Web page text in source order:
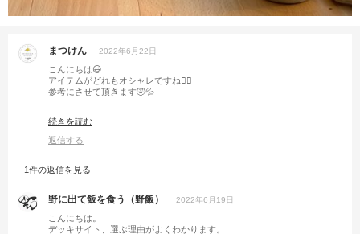
まつけん 2022年6月22日
こんにちは😃
アイテムがどれもオシャレですね🙋‍♂️
参考にさせて頂きます🤣💦
続きを読む
返信する
1件の返信を見る
野に出て飯を食う（野飯） 2022年6月19日
こんにちは。
デッキサイト、選ぶ理由がよくわかります。